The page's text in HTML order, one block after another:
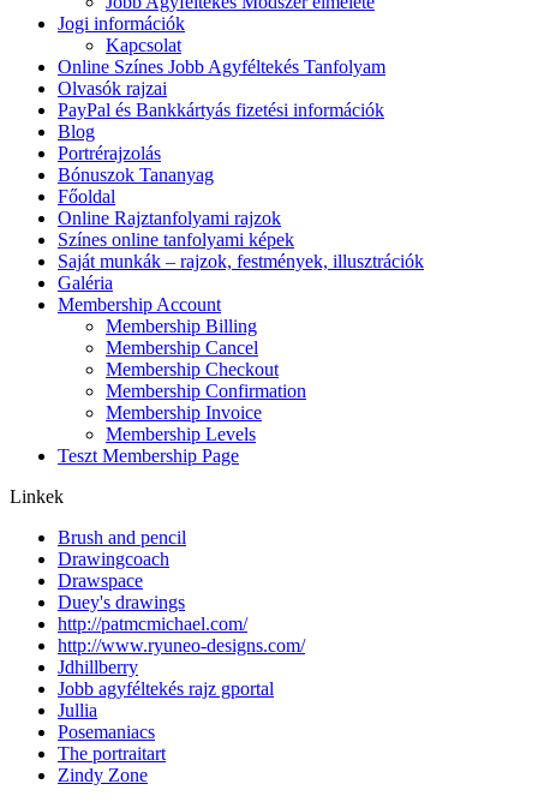
Jogi információk
Kapcsolat
Online Színes Jobb Agyféltekés Tanfolyam
Olvasók rajzai
PayPal és Bankkártyás fizetési információk
Blog
Portrérajzolás
Bónuszok Tananyag
Főoldal
Online Rajztanfolyami rajzok
Színes online tanfolyami képek
Saját munkák – rajzok, festmények, illusztrációk
Galéria
Membership Account
Membership Billing
Membership Cancel
Membership Checkout
Membership Confirmation
Membership Invoice
Membership Levels
Teszt Membership Page
Linkek
Brush and pencil
Drawingcoach
Drawspace
Duey's drawings
http://patmcmichael.com/
http://www.ryuneo-designs.com/
Jdhillberry
Jobb agyféltekés rajz gportal
Jullia
Posemaniacs
The portraitart
Zindy Zone